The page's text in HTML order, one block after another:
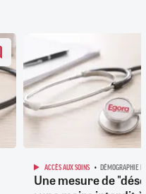
ACCÈS AUX SOINS DÉMOGRAPHIE
Une mesure de